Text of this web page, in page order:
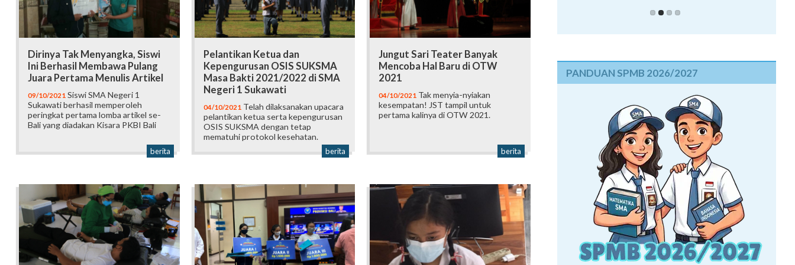
Dirinya Tak Menyangka, Siswi
Ini Berhasil Membawa Pulang
Juara Pertama Menulis Artikel
09/10/2021 Siswi SMA Negeri 1
Sukawati berhasil memperoleh
peringkat pertama lomba artikel se-
Bali yang diadakan Kisara PKBI Bali
berita
Pelantikan Ketua dan
Kepengurusan OSIS SUKSMA
Masa Bakti 2021/2022 di SMA
Negeri 1 Sukawati
04/10/2021 Telah dilaksanakan upacara
pelantikan ketua serta kepengurusan
OSIS SUKSMA dengan tetap
mematuhi protokol kesehatan.
berita
Jungut Sari Teater Banyak
Mencoba Hal Baru di OTW
2021
04/10/2021 Tak menyia-nyiakan
kesempatan! JST tampil untuk
pertama kalinya di OTW 2021.
berita
PANDUAN SPMB 2026/2027